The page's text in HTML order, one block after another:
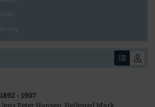
tag
1892 - 1907